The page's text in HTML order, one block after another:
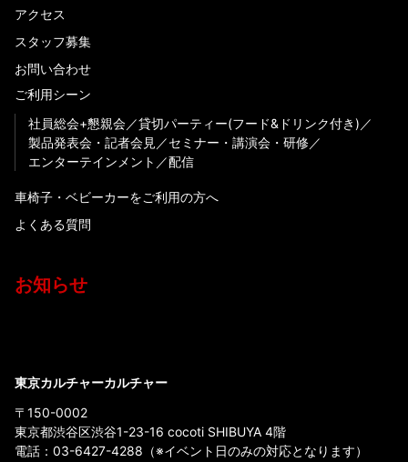
アクセス
スタッフ募集
お問い合わせ
ご利用シーン
社員総会+懇親会
貸切パーティー(フード&ドリンク付き)
製品発表会・記者会見
セミナー・講演会・研修
エンターテインメント
配信
車椅子・ベビーカーをご利用の方へ
よくある質問
お知らせ
東京カルチャーカルチャー
〒150-0002
東京都渋谷区渋谷1-23-16 cocoti SHIBUYA 4階
電話： 03-6427-4288 （※イベント日のみの対応となります）